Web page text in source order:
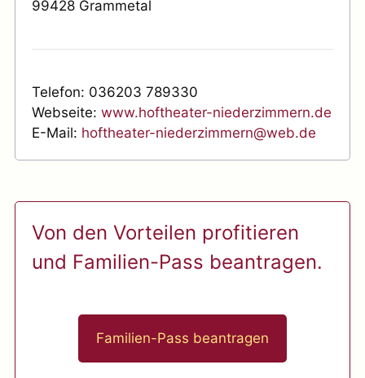
99428 Grammetal
Telefon: 036203 789330
Webseite: www.hoftheater-niederzimmern.de
E-Mail: hoftheater-niederzimmern@web.de
Von den Vorteilen profitieren
und Familien-Pass beantragen.
Familien-Pass beantragen